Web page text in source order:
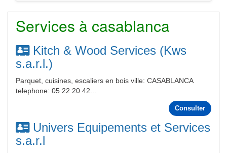
Services à casablanca
Kitch & Wood Services (Kws
s.a.r.l.)
Parquet, cuisines, escaliers en bois ville: CASABLANCA
telephone: 05 22 20 42...
Consulter
Univers Equipements et Services
s.a.r.l